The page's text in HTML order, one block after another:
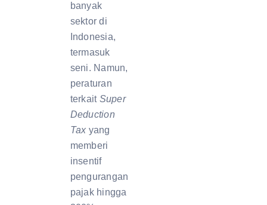
banyak
sektor di
Indonesia,
termasuk
seni. Namun,
peraturan
terkait Super
Deduction
Tax yang
memberi
insentif
pengurangan
pajak hingga